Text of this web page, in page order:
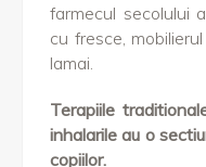
farmecul secolului
cu fresce,
lamai.
Terapiile
inhalarile au o
copiilor.